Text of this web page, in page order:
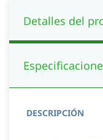
Detalles del
DESCRIPCIÓN